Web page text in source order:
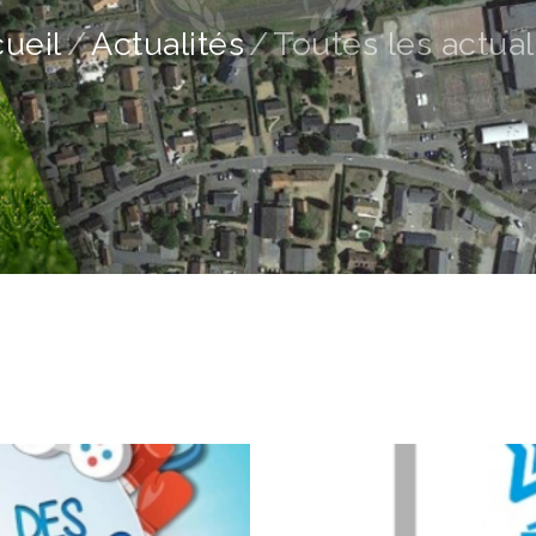
Actualités Toutes les